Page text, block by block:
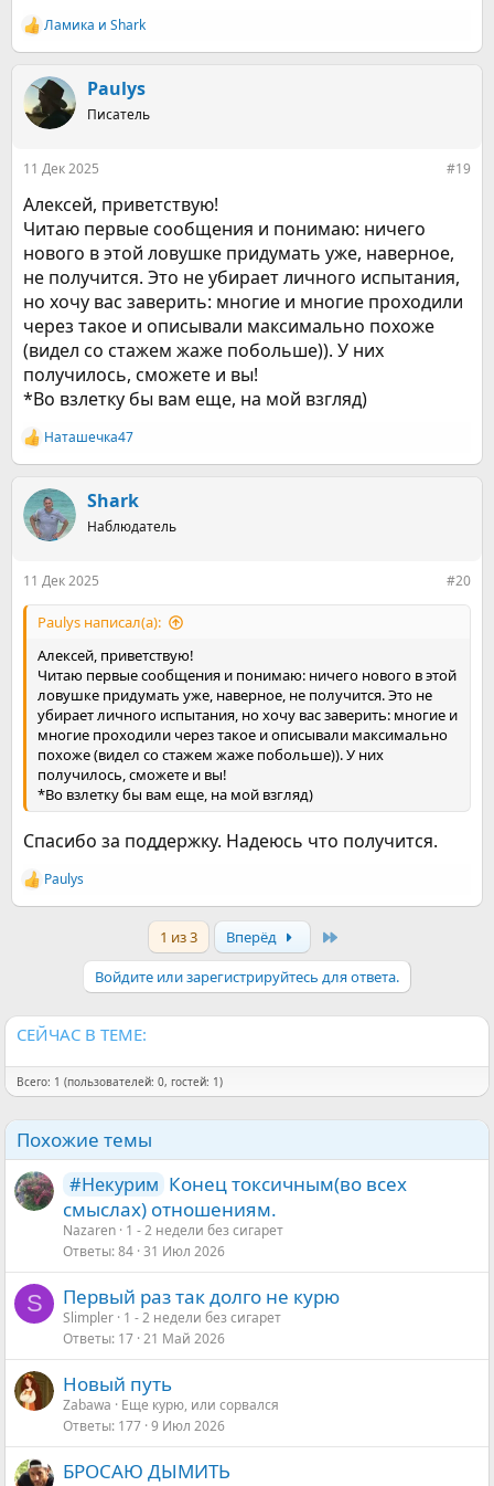
Р
е
к
ц
и
Ламика и Shark
Paulys
Писатель
11 Дек 2025 #19
Алексей, приветствую!
Читаю первые сообщения и понимаю: ничего
нового в этой ловушке придумать уже, наверное,
не получится. Это не убирает личного испытания,
но хочу вас заверить: многие и многие проходили
через такое и описывали максимально похоже
(видел со стажем жаже побольше)). У них
получилось, сможете и вы!
*Во взлетку бы вам еще, на мой взгляд)
Р
е
к
ц
и
Наташечка47
Shark
Наблюдатель
11 Дек 2025 #20
Paulys написал(а):
Алексей, приветствую!
Читаю первые сообщения и понимаю: ничего нового в этой
ловушке придумать уже, наверное, не получится. Это не
убирает личного испытания, но хочу вас заверить: многие и
многие проходили через такое и описывали максимально
похоже (видел со стажем жаже побольше)). У них
получилось, сможете и вы!
*Во взлетку бы вам еще, на мой взгляд)
Спасибо за поддержку. Надеюсь что получится.
Р
е
Paulys
1 из 3 Вперёд
Войдите или зарегистрируйтесь для ответа.
СЕЙЧАС В ТЕМЕ:
Всего: 1 (пользователей: 0, гостей: 1)
Похожие темы
#Некурим Конец токсичным(во всех
смыслах) отношениям.
Nazaren 1 - 2 недели без сигарет
Ответы 84 31 Июл 2026
S Первый раз так долго не курю
Slimpler 1 - 2 недели без сигарет
Ответы 17 21 Май 2026
Новый путь
Zabawa
Еще курю, или сорвался
Ответы 177 9 Июл 2026
БРОСАЮ ДЫМИТЬ